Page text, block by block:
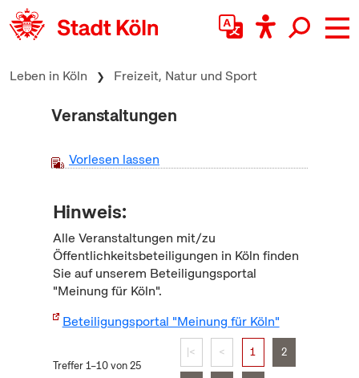
zum Inhalt springen
Leben in Köln Freizeit, Natur und Sport
Veranstaltungen
Vorlesen lassen
Hinweis:
Alle Veranstaltungen mit/zu
Öffentlichkeitsbeteiligungen in Köln finden
Sie auf unserem Beteiligungsportal
"Meinung für Köln".
Beteiligungsportal "Meinung für Köln"
Treffer 1–10 von 25
|< < 1 2